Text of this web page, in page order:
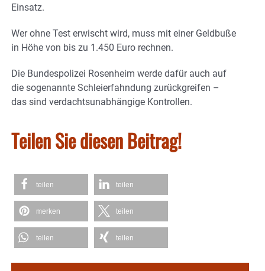
Einsatz.
Wer ohne Test erwischt wird, muss mit einer Geldbuße
in Höhe von bis zu 1.450 Euro rechnen.
Die Bundespolizei Rosenheim werde dafür auch auf
die sogenannte Schleierfahndung zurückgreifen –
das sind verdachtsunabhängige Kontrollen.
Teilen Sie diesen Beitrag!
teilen teilen
merken teilen
teilen teilen